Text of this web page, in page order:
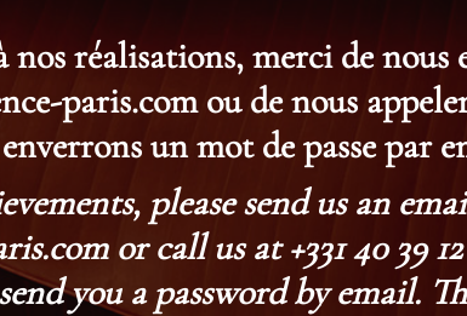
nos réalisations, merci de
paris.com ou de nous appeler
un mot de passe par
please send us an
or call us at +331 40 39
you a password by email.